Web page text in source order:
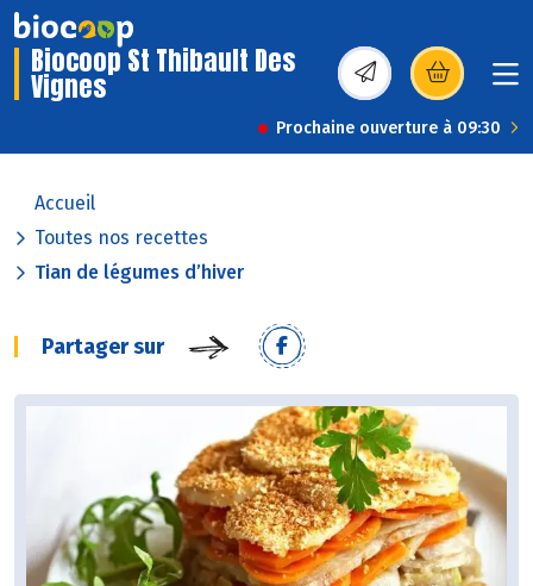
Biocoop St Thibault Des
Vignes (s’ouvre dans une
Prochaine ouverture à 09:30
Accueil
Toutes nos recettes
Tian de légumes d’hiver
Partager sur